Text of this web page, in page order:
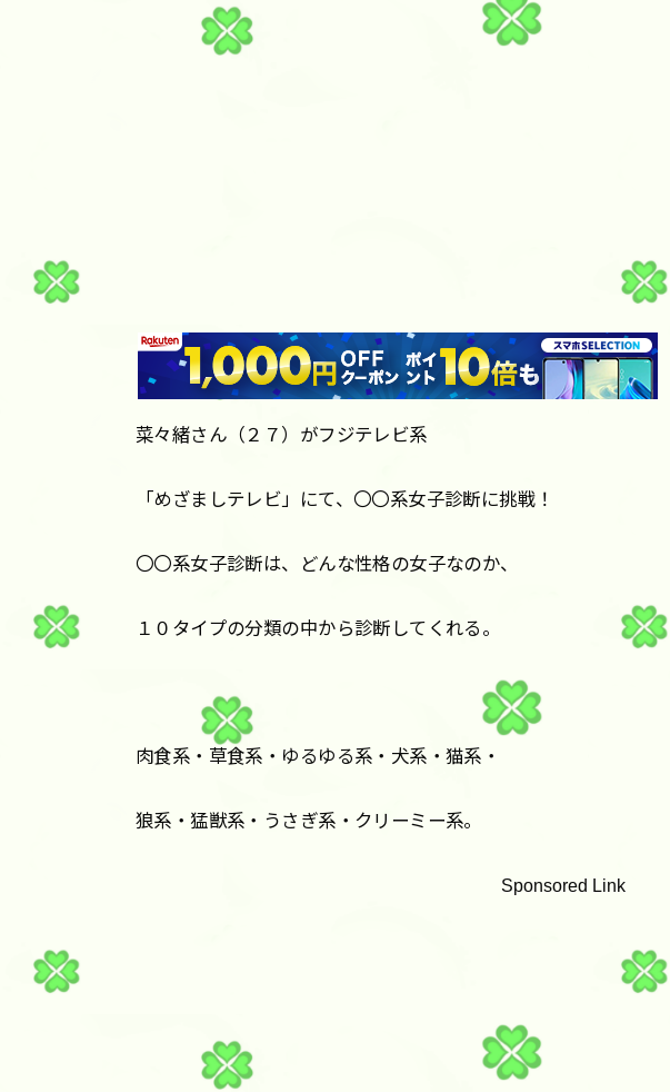
菜々緒さん（２７）がフジテレビ系
「めざましテレビ」にて、〇〇系女子診断に挑戦！
〇〇系女子診断は、どんな性格の女子なのか、
１０タイプの分類の中から診断してくれる。
肉食系・草食系・ゆるゆる系・犬系・猫系・
狼系・猛獣系・うさぎ系・クリーミー系。
Sponsored Link